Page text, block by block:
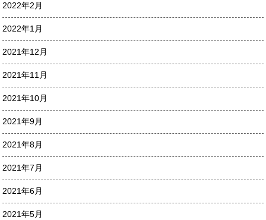
2022年2月
2022年1月
2021年12月
2021年11月
2021年10月
2021年9月
2021年8月
2021年7月
2021年6月
2021年5月